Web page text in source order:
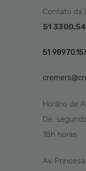
Contato da
51
51
Horário de
De
18h horas
Av.